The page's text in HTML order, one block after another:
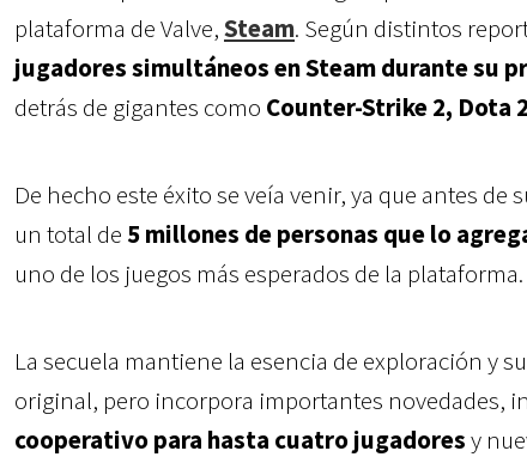
plataforma de Valve,Steam. Según distintos
jugadores simultáneos en Steam durante su
detrás de gigantes como Counter-Strike 2, Dota
De hecho este éxito se veía venir, ya que antes
un total de 5 millones de personas que lo
uno de los juegos más esperados de la plataforma.
La secuela mantiene la esencia de exploración y
original, pero incorpora importantes novedades,
cooperativo para hasta cuatro jugadoresy